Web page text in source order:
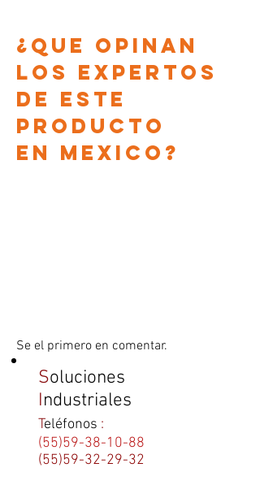
¿que opinan
los EXPERTOS
DE ESTE
PRODUCTO
en Mexico?
Se el primero en comentar.
Soluciones
Industriales
Teléfonos :
(55)59-38-10-88
(55)59-32-29-32